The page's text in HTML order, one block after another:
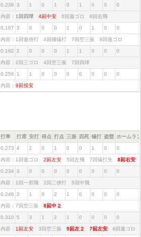
0.239 3 1 0 1 0 1 0 0 0
内容： 1回四球 4回中安 6回遊ゴロ 8回右飛
0.167 3 0 0 0 1 0 1 0 0
内容：1回遊併打 4回捕犠打 7回空三振 9回遊ゴロ
0.192 2 0 0 0 1 1 0 0 0
内容：2回三ゴロ 4回空三振 7回四球
0.256 1 1 0 0 0 0 0 0 0
内容： 9回投安
打率 打席 安打 得点 打点 三振 四死 犠打 盗塁 ホームラン
0.273 4 2 0 1 0 0 1 0 0
内容：1回遊ゴロ 2回左安 5回左飛 7回犠打失 8回右安
0.234 3 0 0 0 0 0 0 0 0
内容：1回一邪飛 2回二併打 5回中飛
0.246 2 1 0 2 1 0 0 0 0
内容：7回空三振 8回中２
0.310 5 3 1 2 1 0 0 0 0
内容： 1回左安 3回空三振 5回左２ 7回左安 8回遊ゴロ